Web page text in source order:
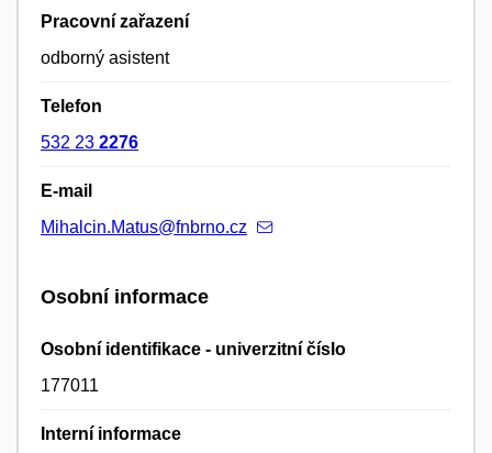
Pracovní zařazení
odborný asistent
Telefon
532 23 2276
E-mail
Mihalcin.Matus@fnbrno.cz
Osobní informace
Osobní identifikace - univerzitní číslo
177011
Interní informace